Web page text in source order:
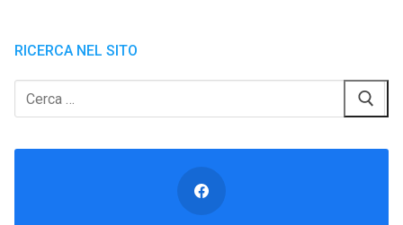
RICERCA NEL SITO
Cerca: